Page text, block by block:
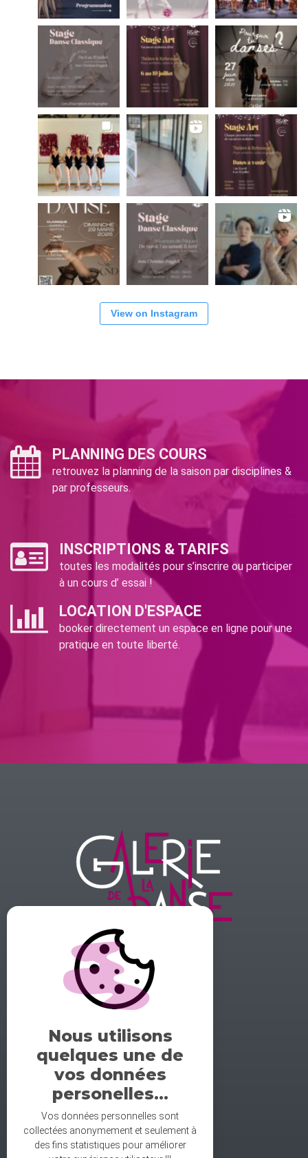
View on Instagram
PLANNING DES COURS
retrouvez la planning de la saison par disciplines &
par professeurs.
INSCRIPTIONS & TARIFS
toutes les modalités pour s’inscrire ou participer
à un cours d’ essai !
LOCATION D'ESPACE
booker directement un espace en ligne pour une
pratique en toute liberté.
GALERIE DE LA DANSE
1 rue midol 25000 Besançon
tel: 06.71.93.54.75
contact@galeriedeladanse.fr
facebook/galeriedeladanse
instagram/lagaleriedeladanse
Nous utilisons
quelques une de
vos données
personelles...
Vos données personnelles sont
collectées anonymement et seulement à
des fins statistiques pour améliorer